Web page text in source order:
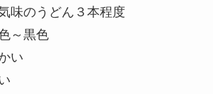
のうどん３本程度
～黒色
い